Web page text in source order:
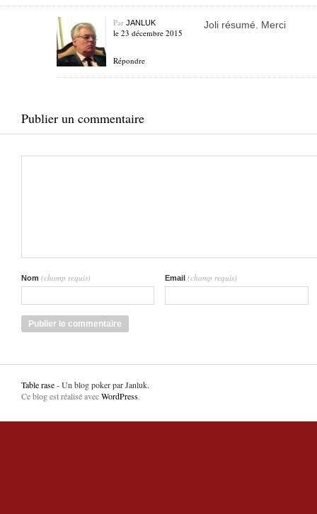
Par JANLUK
le 23 décembre 2015
Répondre
Joli résumé. Merci
Publier un commentaire
Nom (champ requis) Email (champ requis)
Table rase- Un blog poker par Janluk.
Ce blog est réalisé avecWordPress.